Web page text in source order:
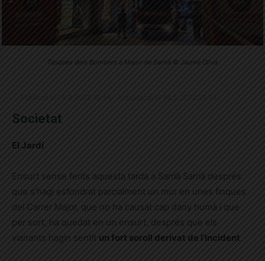
Tasques dels Bombers a Major de Sarrià © Jaume Oliva
Societat
El Jardí
Ensurt sense ferits aquesta tarda a Sarrià Sarrià després
que s’hagi esfondrat parcialment un mur en unes finques
del Carrer Major, que no ha causat cap dany humà i que
per sort, ha quedat en un ensurt, després que els
vianants hagin sentit un fort soroll derivat de l’incident.